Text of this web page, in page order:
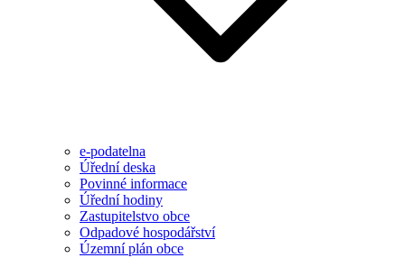
e-podatelna
Úřední deska
Povinné informace
Úřední hodiny
Zastupitelstvo obce
Odpadové hospodářství
Územní plán obce